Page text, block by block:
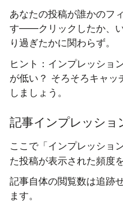
あなたの投稿が誰かのフ
す——クリックしたか、
り過ぎたかに関わらず。
ヒント ：インプレッショ
が低い？ そろそろキャッ
しましょう。
記事インプレッショ
ここで「インプレッショ
た投稿が表示された頻度
記事自体の閲覧数は追跡
ます。